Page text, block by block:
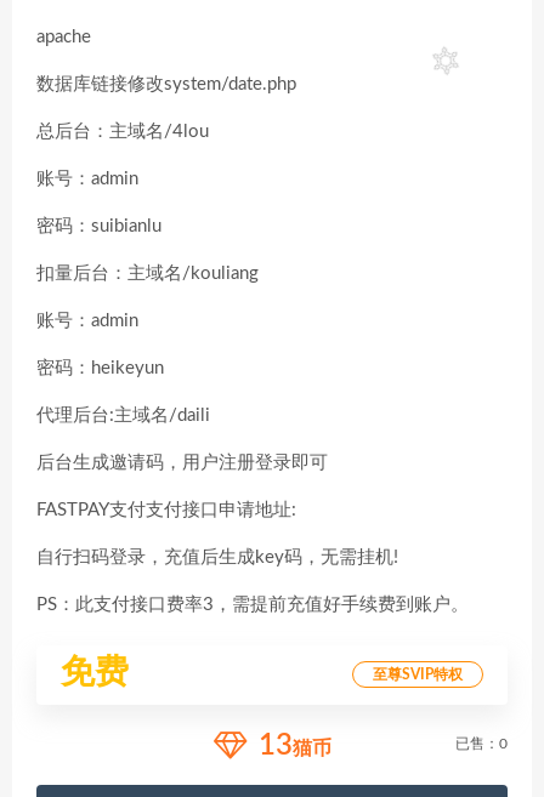
apache
数据库链接修改system/date.php
总后台：主域名/4lou
账号：admin
密码：suibianlu
扣量后台：主域名/kouliang
账号：admin
密码：heikeyun
代理后台:主域名/daili
后台生成邀请码，用户注册登录即可
FASTPAY支付支付接口申请地址:
自行扫码登录，充值后生成key码，无需挂机!
PS：此支付接口费率3，需提前充值好手续费到账户。
免费 至尊SVIP特权
13猫币 已售：0